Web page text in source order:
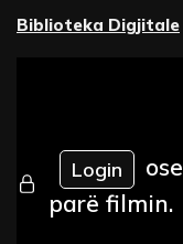
Biblioteka Digjitale
Login ose
parë filmin.